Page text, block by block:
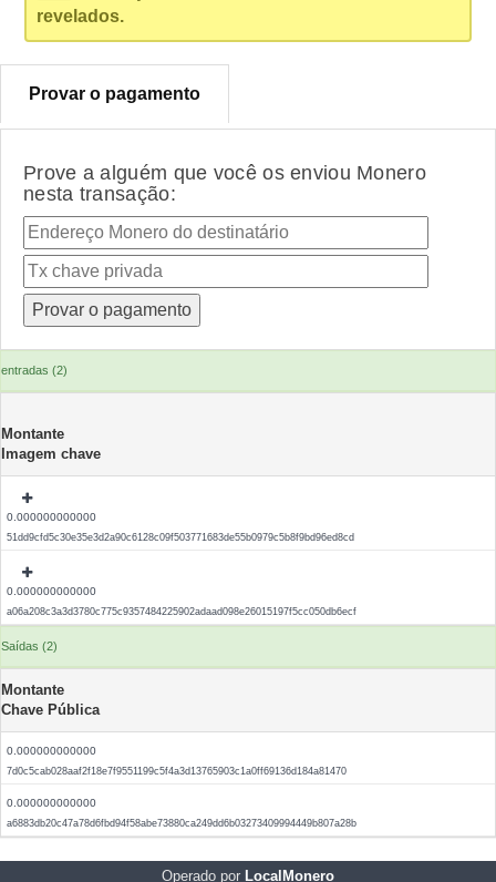
revelados.
Provar o pagamento
Prove a alguém que você os enviou Monero
nesta transação:
entradas (2)
Montante
Imagem chave
0.000000000000
51dd9cfd5c30e35e3d2a90c6128c09f503771683de55b0979c5b8f9bd96ed8cd
0.000000000000
a06a208c3a3d3780c775c9357484225902adaad098e26015197f5cc050db6ecf
Saídas (2)
Montante
Chave Pública
0.000000000000
7d0c5cab028aaf2f18e7f9551199c5f4a3d13765903c1a0ff69136d184a81470
0.000000000000
a6883db20c47a78d6fbd94f58abe73880ca249dd6b03273409994449b807a28b
Operado por LocalMonero